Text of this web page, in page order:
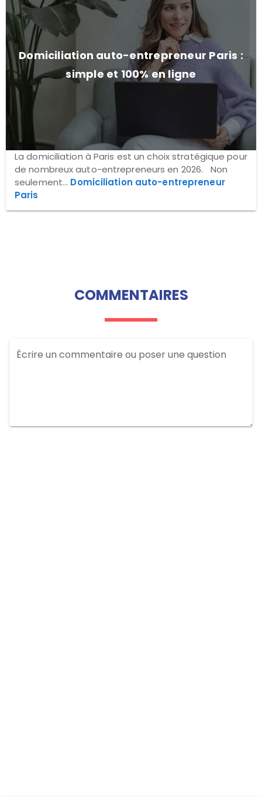
Domiciliation auto-entrepreneur Paris :
simple et 100% en ligne
La domiciliation à Paris est un choix stratégique pour
de nombreux auto-entrepreneurs en 2026. Non
seulement... Domiciliation auto-entrepreneur
Paris
COMMENTAIRES
Écrire un commentaire ou poser une question